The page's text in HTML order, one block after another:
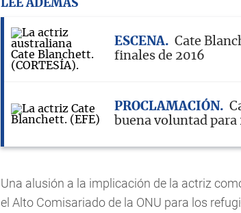
LEE ADEMÁS
ESCENA
Cate
finales de 2016
PROCLAMACIÓN
buena voluntad
Una alusión a la implicación de la actriz
el Alto Comisariado de la ONU para los